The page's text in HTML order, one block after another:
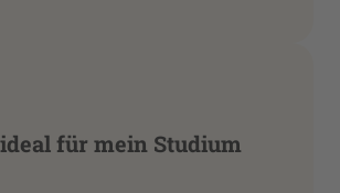
für mein Studium